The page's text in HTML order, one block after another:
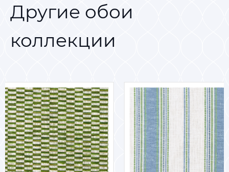
Другие обои
коллекции